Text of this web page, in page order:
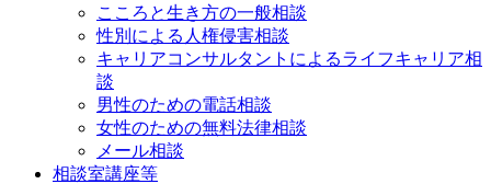
こころと生き方の一般相談
性別による人権侵害相談
キャリアコンサルタントによるライフキャリア相
談
男性のための電話相談
女性のための無料法律相談
メール相談
相談室講座等